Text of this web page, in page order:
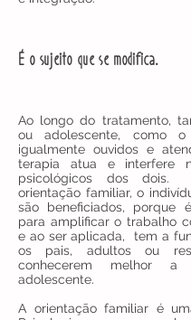
É o sujeito que se modifica.
Ao longo do tratamento,
ou adolescente, como
igualmente ouvidos e
terapia atua e interfere
psicológicos dos dois.
orientação familiar, o
são beneficiados, porque
para amplificar o trabalho
e ao ser aplicada, tem a
os pais, adultos ou
conhecerem melhor a
adolescente.
A orientação familiar é